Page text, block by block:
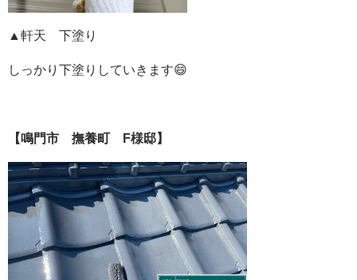
▲軒天 下塗り
しっかり下塗りしていきます😄
【鳴門市 撫養町 F様邸】